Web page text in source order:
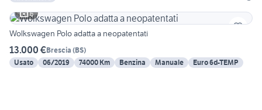
6
Wolkswagen Polo adatta a neopatentati
13.000 €Brescia (BS)
Usato
06/2019 74000 Km Benzina Manuale Euro 6d-TEMP